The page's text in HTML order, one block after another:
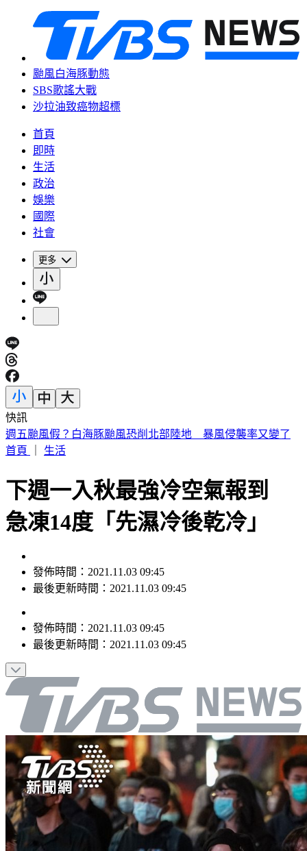
颱風白海豚動態
SBS歌謠大戰
沙拉油致癌物超標
首頁
即時
生活
政治
娛樂
國際
社會
更多
快訊
張韶涵、孫燕姿都來了！ 淚眼慟別化妝師陳聆薇
首頁
生活
下週一入秋最強冷空氣報到
急凍14度「先濕冷後乾冷」
發佈時間：2021.11.03 09:45
最後更新時間：2021.11.03 09:45
發佈時間： 2021.11.03 09:45
最後更新時間： 2021.11.03 09:45